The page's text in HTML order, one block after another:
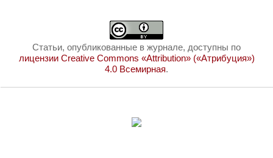
Статьи, опубликованные в журнале, доступны по
лицензии Creative Commons «Attribution» («Атрибуция»)
4.0 Всемирная.